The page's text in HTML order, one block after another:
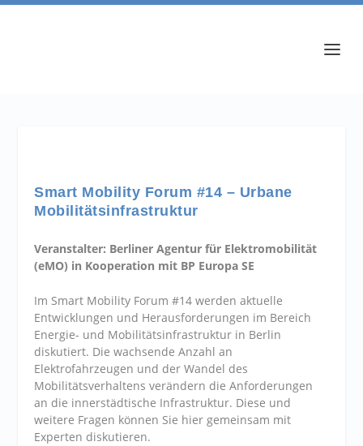
Smart Mobility Forum #14 – Urbane
Mobilitätsinfrastruktur
Veranstalter: Berliner Agentur für Elektromobilität
(eMO) in Kooperation mit BP Europa SE
Im Smart Mobility Forum #14 werden aktuelle
Entwicklungen und Herausforderungen im Bereich
Energie- und Mobilitätsinfrastruktur in Berlin
diskutiert. Die wachsende Anzahl an
Elektrofahrzeugen und der Wandel des
Mobilitätsverhaltens verändern die Anforderungen
an die innerstädtische Infrastruktur. Diese und
weitere Fragen können Sie hier gemeinsam mit
Experten diskutieren.